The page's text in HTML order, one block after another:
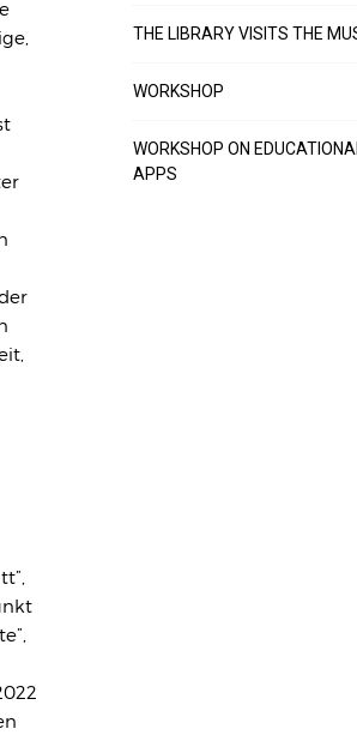
THE LIBRARY VISITS THE
WORKSHOP
WORKSHOP ON
APPS